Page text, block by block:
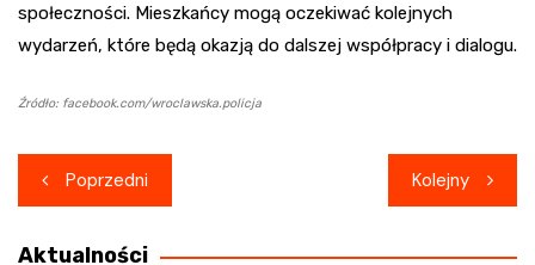
społeczności. Mieszkańcy mogą oczekiwać kolejnych
wydarzeń, które będą okazją do dalszej współpracy i dialogu.
Źródło: facebook.com/wroclawska.policja
Nawigacja
wpisu
Poprzedni Kolejny
Aktualności